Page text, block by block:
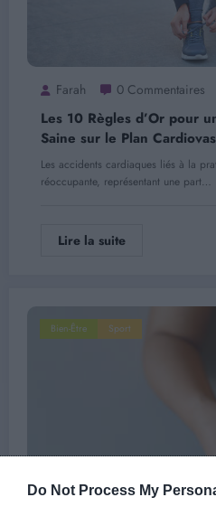
Do Not Process My
Farah 0 Commentaires
Les 10 Règles d’Or pour
Saine sur le Plan
Les accidents cardiaques liés à la
réoccupante, représentant une part…
Lire la suite
Bien-Être Sport